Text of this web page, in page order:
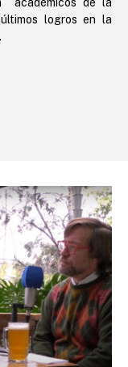
logros en la